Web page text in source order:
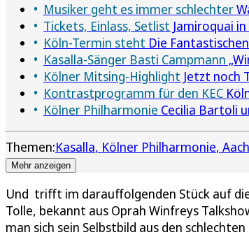
Musiker geht es immer schlechter
Tickets, Einlass, Setlist Jamiroquai
Köln-Termin steht Die
Kasalla-Sänger Basti Campmann
Kölner Mitsing-Highlight Jetzt noch
Kontrastprogramm für den KEC
Kölner Philharmonie Cecilia Bartoli
Themen:Kasalla Kölner Philharmonie
Mehr anzeigen
Und trifft im darauffolgenden Stück auf
Tolle, bekannt aus Oprah Winfreys
man sich sein Selbstbild aus den